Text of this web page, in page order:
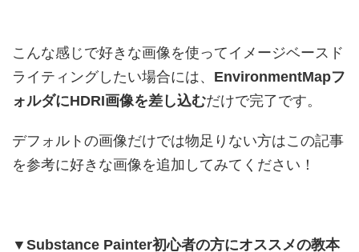
こんな感じで好きな画像を使ってイメージベースド
ライティングしたい場合には、 EnvironmentMapフ
ォルダにHDRI画像を差し込むだけで完了です。
デフォルトの画像だけでは物足りない方はこの記事
を参考に好きな画像を追加してみてください！
▼Substance Painter初心者の方にオススメの教本